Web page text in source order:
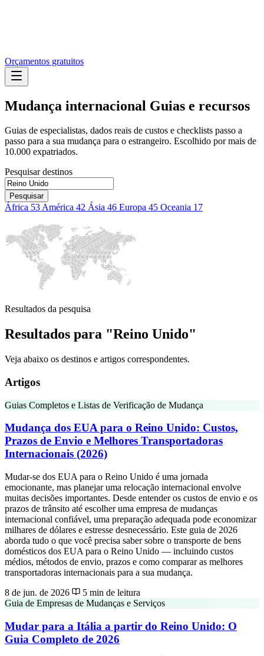
Orçamentos gratuitos
Mudança internacional Guias e recursos
Guias de especialistas, dados reais de custos e checklists passo a
passo para a sua mudança para o estrangeiro. Escolhido por mais de
10.000 expatriados.
Pesquisar destinos
Pesquisar
África 53América 42 Ásia 46 Europa 45 Oceania 17
Resultados da pesquisa
Resultados para "Reino Unido"
Veja abaixo os destinos e artigos correspondentes.
Artigos
Guias Completos e Listas de Verificação de Mudança
Mudança dos EUA para o Reino Unido: Custos,
Prazos de Envio e Melhores Transportadoras
Internacionais (2026)
Mudar-se dos EUA para o Reino Unido é uma jornada
emocionante, mas planejar uma relocação internacional envolve
muitas decisões importantes. Desde entender os custos de envio e os
prazos de trânsito até escolher uma empresa de mudanças
internacional confiável, uma preparação adequada pode economizar
milhares de dólares e estresse desnecessário. Este guia de 2026
aborda tudo o que você precisa saber sobre o transporte de bens
domésticos dos EUA para o Reino Unido — incluindo custos
médios, métodos de envio, prazos e como comparar as melhores
transportadoras internacionais para a sua mudança.
8 de jun. de 2026
5 min de leitura
Guia de Empresas de Mudanças e Serviços
Mudar para a Itália a partir do Reino Unido: O
Guia Completo de 2026